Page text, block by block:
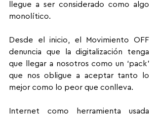
llegue a ser considerado como algo
monolítico.
Desde el inicio, el Movimiento OFF
denuncia que la digitalización tenga
que llegar a nosotros como un ‘pack’
que nos obligue a aceptar tanto lo
mejor como lo peor que conlleva.
Internet como herramienta usada